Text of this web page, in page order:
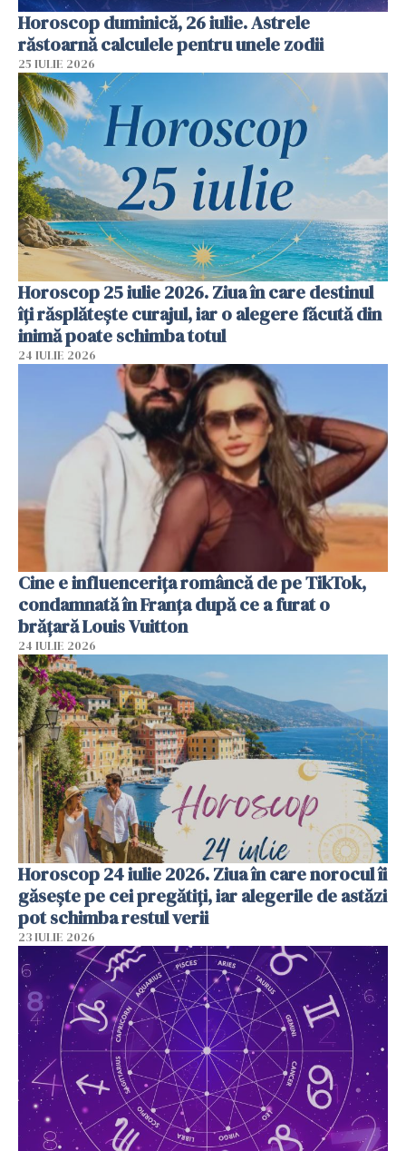
Horoscop duminică, 26 iulie. Astrele
răstoarnă calculele pentru unele zodii
25 IULIE 2026
Horoscop 25 iulie 2026. Ziua în care destinul
îți răsplătește curajul, iar o alegere făcută din
inimă poate schimba totul
24 IULIE 2026
Cine e influencerița româncă de pe TikTok,
condamnată în Franța după ce a furat o
brățară Louis Vuitton
24 IULIE 2026
Horoscop 24 iulie 2026. Ziua în care norocul îi
găsește pe cei pregătiți, iar alegerile de astăzi
pot schimba restul verii
23 IULIE 2026